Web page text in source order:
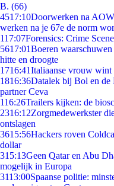
B. (66)
4517:10Doorwerken na
werken na je 67e de norm
117:07Forensics: Crime
5617:01Boeren
hitte en droogte
1716:41Italiaanse vrouw
1816:36Datalek bij Bol en de
partner Ceva
116:26Trailers kijken: de
2316:12Zorgmedewerkster
ontslagen
3615:56Hackers roven
dollar
315:13Geen Qatar en Abu
mogelijk in Europa
3113:00Spaanse politie: